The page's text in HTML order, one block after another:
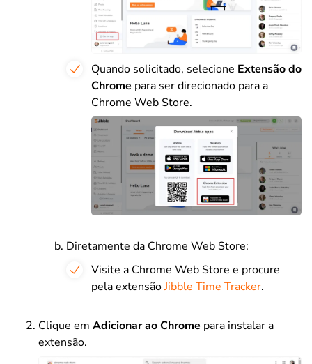
Quando solicitado, selecione Extensão do
Chrome para ser direcionado para a
Chrome Web Store.
Diretamente da Chrome Web Store:
Visite a Chrome Web Store e procure
pela extensãoJibble Time Tracker.
Clique em Adicionar ao Chrome para instalar a
extensão.